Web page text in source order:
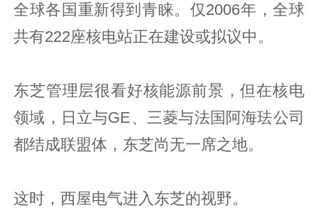
全球各国重新得到青睐。仅2006年，全球
共有222座核电站正在建设或拟议中。
东芝管理层很看好核能源前景，但在核电
领域，日立与GE、三菱与法国阿海珐公司
都结成联盟体，东芝尚无一席之地。
这时，西屋电气进入东芝的视野。